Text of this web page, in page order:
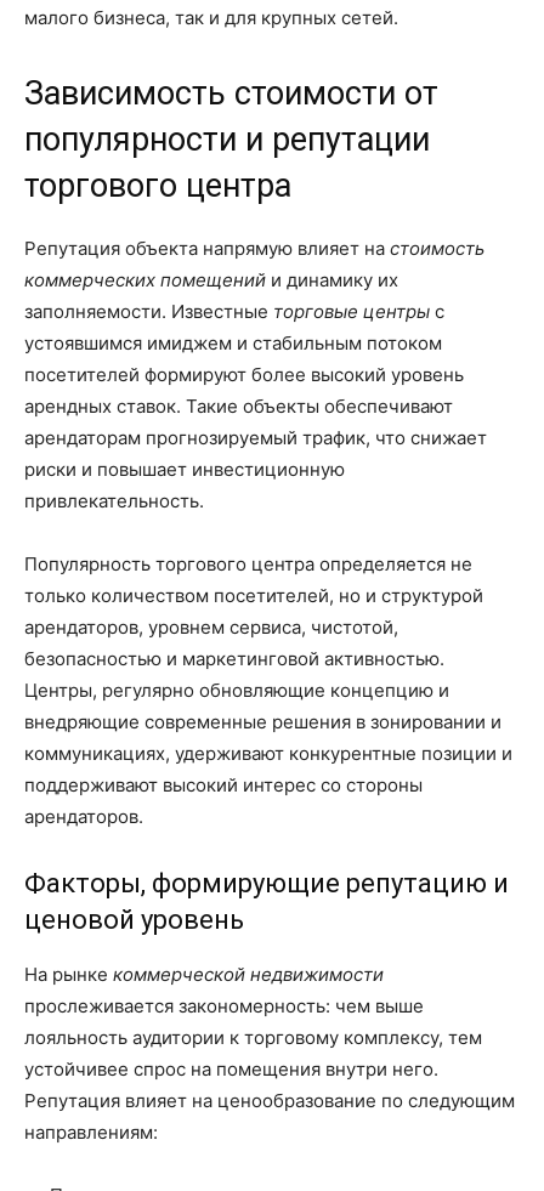
малого бизнеса, так и для крупных сетей.
Зависимость стоимости от
популярности и репутации
торгового центра
Репутация объекта напрямую влияет на стоимость
коммерческих помещений и динамику их
заполняемости. Известные торговые центры с
устоявшимся имиджем и стабильным потоком
посетителей формируют более высокий уровень
арендных ставок. Такие объекты обеспечивают
арендаторам прогнозируемый трафик, что снижает
риски и повышает инвестиционную
привлекательность.
Популярность торгового центра определяется не
только количеством посетителей, но и структурой
арендаторов, уровнем сервиса, чистотой,
безопасностью и маркетинговой активностью.
Центры, регулярно обновляющие концепцию и
внедряющие современные решения в зонировании и
коммуникациях, удерживают конкурентные позиции и
поддерживают высокий интерес со стороны
арендаторов.
Факторы, формирующие репутацию и
ценовой уровень
На рынке коммерческой недвижимости
прослеживается закономерность: чем выше
лояльность аудитории к торговому комплексу, тем
устойчивее спрос на помещения внутри него.
Репутация влияет на ценообразование по следующим
направлениям: